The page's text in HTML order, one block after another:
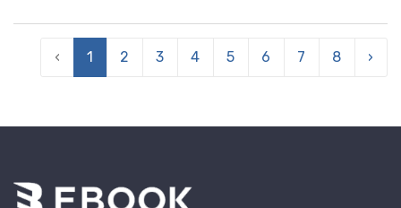
‹ 1 2 3 4 5 6 7 8 ›